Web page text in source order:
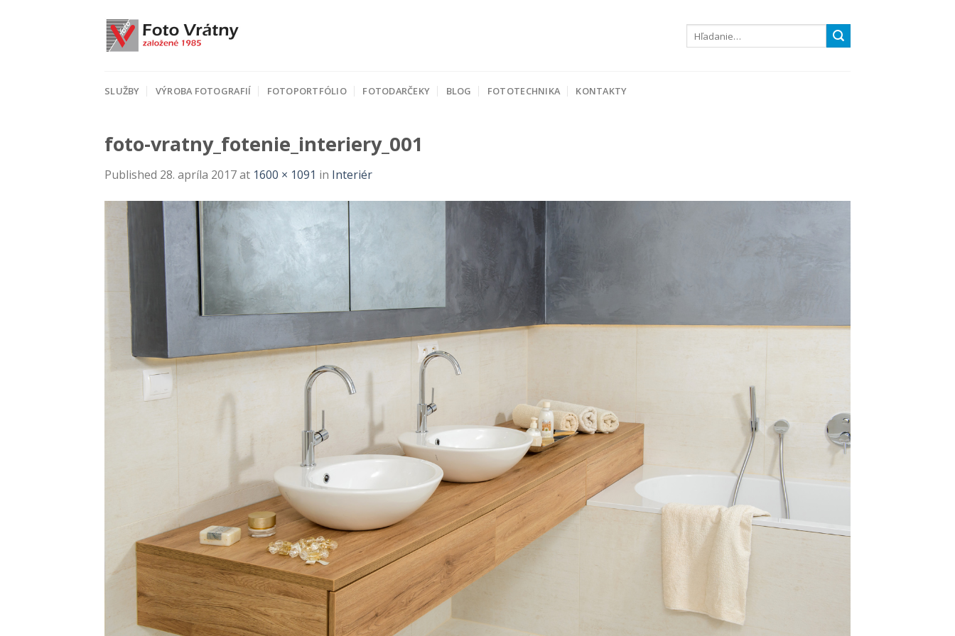
SLUŽBY VÝROBA FOTOGRAFIÍ FOTOPORTFÓLIO FOTODARČEKY BLOG FOTOTECHNIKA KONTAKTY
foto-vratny_fotenie_interiery_001
Published 28. apríla 2017at 1600 × 1091 in Interiér